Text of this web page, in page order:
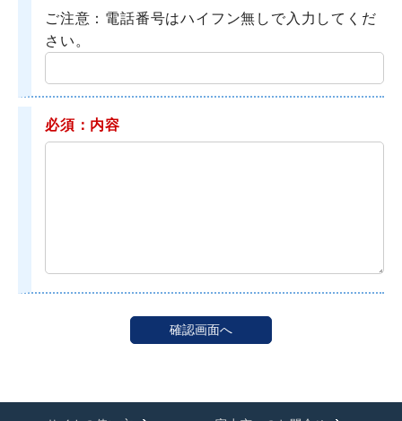
ご注意：電話番号はハイフン無しで入力してくだ
さい。
必須：内容